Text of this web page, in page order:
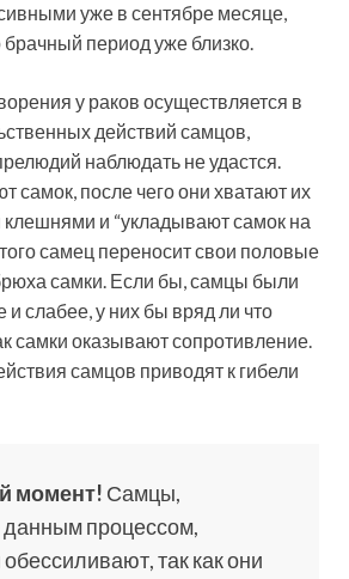
уже в сентябре месяце,
брачный период уже близко.
у раков осуществляется в
действий самцов,
наблюдать не удастся.
самок, после чего они хватают их
и “укладывают самок на
самец переносит свои половые
самки. Если бы, самцы были
и слабее, у них бы вряд ли что
самки оказывают сопротивление.
самцов приводят к гибели
момент! Самцы,
процессом,
обессиливают, так как они